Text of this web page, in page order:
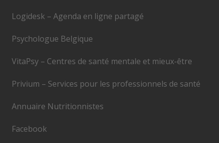
Logidesk – Agenda en ligne partagé
Psychologue Belgique
VitaPsy – Centres de santé mentale et mieux-être
Privium – Services pour les professionnels de santé
Annuaire Nutritionnistes
Facebook